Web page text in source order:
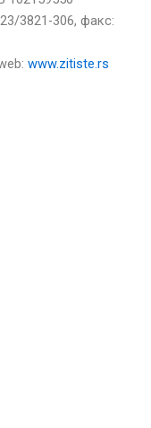
3821-306, факс:
www.zitiste.rs